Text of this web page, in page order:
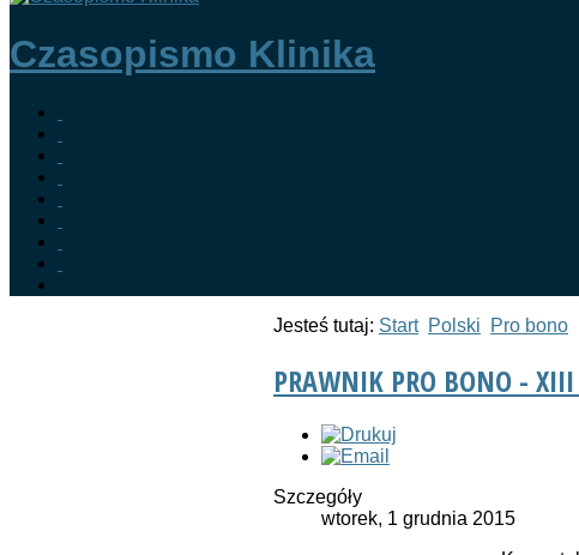
Czasopismo Klinika
Jesteś tutaj: Start Polski Pro bono
PRAWNIK PRO BONO - XIII
Szczegóły
wtorek, 1 grudnia 2015